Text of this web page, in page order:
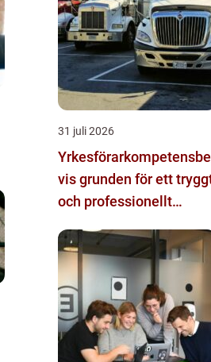
31 juli 2026
Yrkesförarkompetensbe
vis grunden för ett tryggt
och professionellt